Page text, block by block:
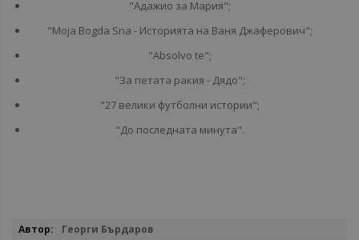
"Адажио за Мария";
"Moja Bogda Sna - Историята на Ваня Джаферович";
"Absolvo te";
"За петата ракия - Дядо";
"27 велики футболни истории";
"До последната минута".
Повече
Георги Бърдаров